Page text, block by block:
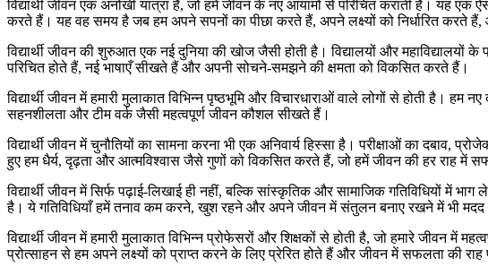
विद्यार्थी जीवन एक अनोखी यात्रा है, जो हमें जीवन के नए आयामों से परिचित कराती है। यह
करते हैं। यह वह समय है जब हम अपने सपनों का पीछा करते हैं, अपने लक्ष्यों को निर्धारित करते
विद्यार्थी जीवन की शुरुआत एक नई दुनिया की खोज जैसी होती है। विद्यालयों और
परिचित होते हैं, नई भाषाएँ सीखते हैं और अपनी सोचने-समझने की क्षमता को विकसित करते हैं।
विद्यार्थी जीवन में हमारी मुलाकात विभिन्न पृष्ठभूमि और विचारधाराओं वाले लोगों से होती
सहनशीलता और टीम वर्क जैसी महत्वपूर्ण जीवन कौशल सीखते हैं।
विद्यार्थी जीवन में चुनौतियों का सामना करना भी एक अनिवार्य हिस्सा है। परीक्षाओं का
हुए हम धैर्य, दृढ़ता और आत्मविश्वास जैसे गुणों को विकसित करते हैं, जो हमें जीवन की हर राह में
विद्यार्थी जीवन में सिर्फ पढ़ाई-लिखाई ही नहीं, बल्कि सांस्कृतिक और सामाजिक गतिविधियों में
है। ये गतिविधियाँ हमें तनाव कम करने, खुश रहने और अपने जीवन में संतुलन बनाए रखने में भी मदद
विद्यार्थी जीवन में हमारी मुलाकात विभिन्न प्रोफेसरों और शिक्षकों से होती है, जो हमारे जीवन में
प्रोत्साहन से हम अपने लक्ष्यों को प्राप्त करने के लिए प्रेरित होते हैं और जीवन में सफलता की